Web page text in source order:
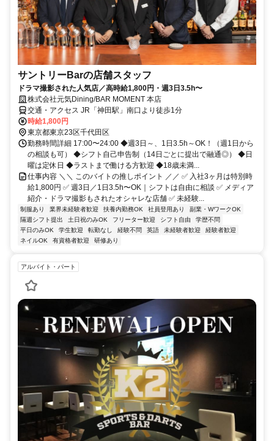
サントリーBarの店舗スタッフ
ドラマ撮影された人気店／高時給1,800円・週3日3.5h〜
株式会社元気Dining/BAR MOMENT 本店
交通・アクセス JR「神田駅」南口より徒歩1分
時給1,800円
東京都東京23区千代田区
勤務時間詳細 17:00〜24:00 ◆週3日～、1日3.5h～OK！（週1日から
の相談も可） ◆シフト自己申告制（14日ごとに提出で融通◎） ◆日
曜は定休日 ◆ラストまで働ける方歓迎 ◆18歳未満...
仕事内容 ＼＼ このバイトの推しポイント ／／ ✅ 入社3ヶ月は特別時
給1,800円 ✅ 週3日／1日3.5h〜OK｜シフトは自由に相談 ✅ メディア
紹介・ドラマ撮影もされたオシャレな店舗 ✅ 未経験...
制服あり 業界未経験者歓迎 扶養内勤務OK 社員登用あり
副業・WワークOK
隔週シフト提出
土日祝のみOK フリーター歓迎 シフト自由
学歴不問
平日のみOK
学生歓迎 転勤なし 経験不問 英語 未経験者歓迎
経験者歓迎
ネイルOK
有資格者歓迎 研修あり
アルバイト・パート